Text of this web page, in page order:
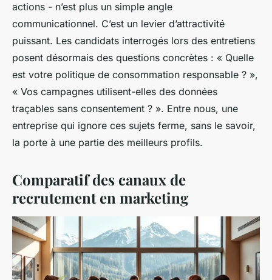
actions - n’est plus un simple angle
communicationnel. C’est un levier d’attractivité
puissant. Les candidats interrogés lors des entretiens
posent désormais des questions concrètes : « Quelle
est votre politique de consommation responsable ? »,
« Vos campagnes utilisent-elles des données
traçables sans consentement ? ». Entre nous, une
entreprise qui ignore ces sujets ferme, sans le savoir,
la porte à une partie des meilleurs profils.
Comparatif des canaux de
recrutement en marketing